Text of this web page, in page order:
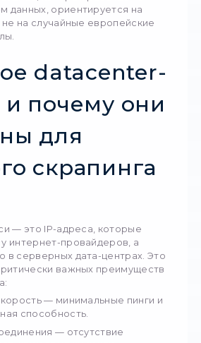
запросов
в мире прокси. Причин для
облачных сервисов и SaaS-
именно на рынок
геолокацией
минимальные задержки
• Запросы с IP США
у систем антибот-
геолокация часто является
условием доступа к
API.
бизнес, который работает
данных, ориентируется
а не на случайные